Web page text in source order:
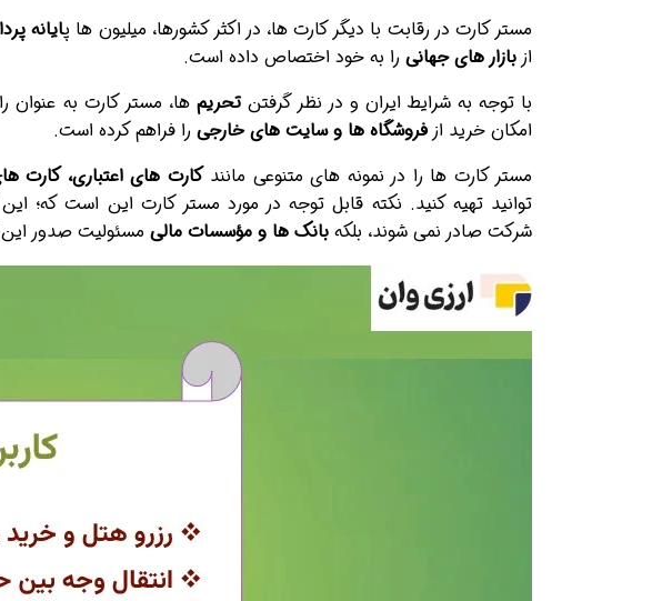
مستر کارت در رقابت با دیگر کارت ها، در اکثر کشورها، میلیون ها پایانه
از بازار های جهانی را به خود اختصاص داده است.
با توجه به شرایط ایران و در نظر گرفتن تحریم ها، مستر کارت به عنوان
امکان خرید ازفروشگاه ها و سایت های خارجی را فراهم کرده است.
مستر کارت ها را در نمونه های متنوعی مانندکارت های اعتباری،
توانید تهیه کنید. نکته قابل توجه در مورد مستر کارت این است که؛
شرکت صادر نمی شوند، بلکه بانک ها و مؤسسات مالی مسئولیت صدور این